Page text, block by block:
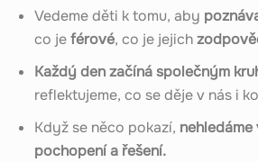
Vedeme děti k tomu, aby
co jeférové, co je jejich
Každý den začíná společným
reflektujeme, co se děje v nás i
Když se něco pokazí, nehledáme
pochopení a řešení.